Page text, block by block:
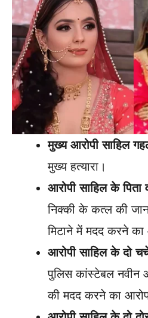
मुख्य आरोपी साहिल
मुख्य हत्यारा।
आरोपी साहिल के पिता
निक्की के कत्ल की
मिटाने में मदद करने का
आरोपी साहिल के दो
पुलिस कांस्टेबल नवीन
की मदद करने का